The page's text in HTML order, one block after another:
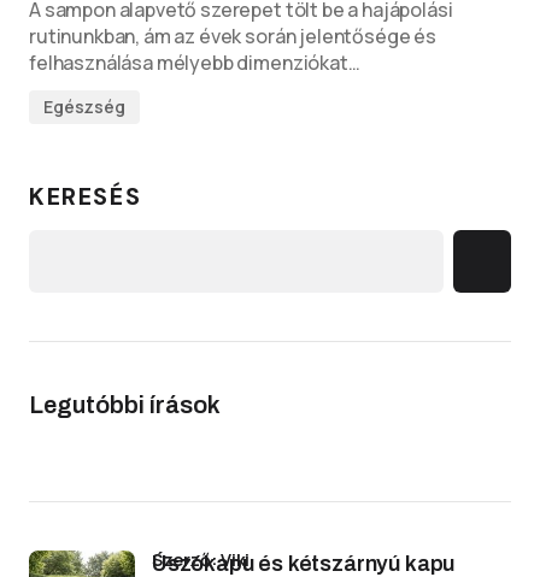
A sampon alapvető szerepet tölt be a hajápolási
rutinunkban, ám az évek során jelentősége és
felhasználása mélyebb dimenziókat…
Egészség
KERESÉS
Legutóbbi írások
Úszókapu és kétszárnyú kapu
Szerző: Viki